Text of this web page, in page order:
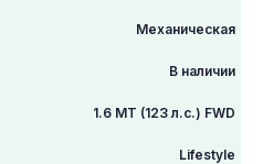
Механическая
В наличии
1.6 MT (123 л.с.) FWD
Lifestyle